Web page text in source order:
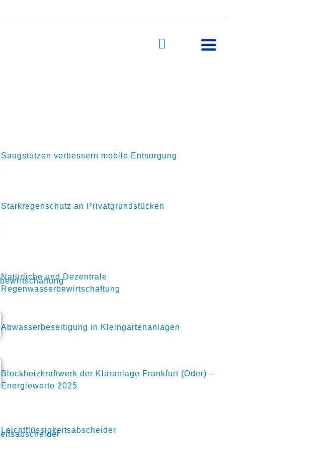
Saugstutzen verbessern mobile Entsorgung
Starkregenschutz an Privatgrundstücken
Natürliche und Dezentrale
Regenwasserbewirtschaftung
Abwasserbeseitigung in Kleingartenanlagen
Blockheizkraftwerk der Kläranlage Frankfurt (Oder) –
Energiewerte 2025
Leichtflüssigkeitsabscheider